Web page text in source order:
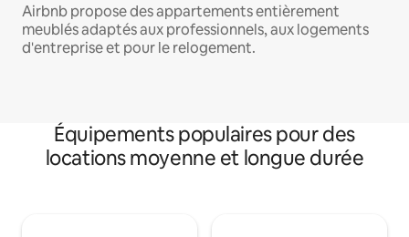
Airbnb propose des appartements entièrement
meublés adaptés aux professionnels, aux logements
d'entreprise et pour le relogement.
Équipements populaires pour des
locations moyenne et longue durée